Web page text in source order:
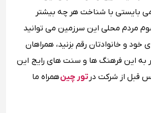
می بایستی با شناخت هر چه بیشتر
مردم محلی این سرزمین می ‌توانید
خود و خانوادتان رقم بزنید، همراهان
به این فرهنگ ها و سنت های رایج این
قبل از شرکت در تور چینهمراه ما